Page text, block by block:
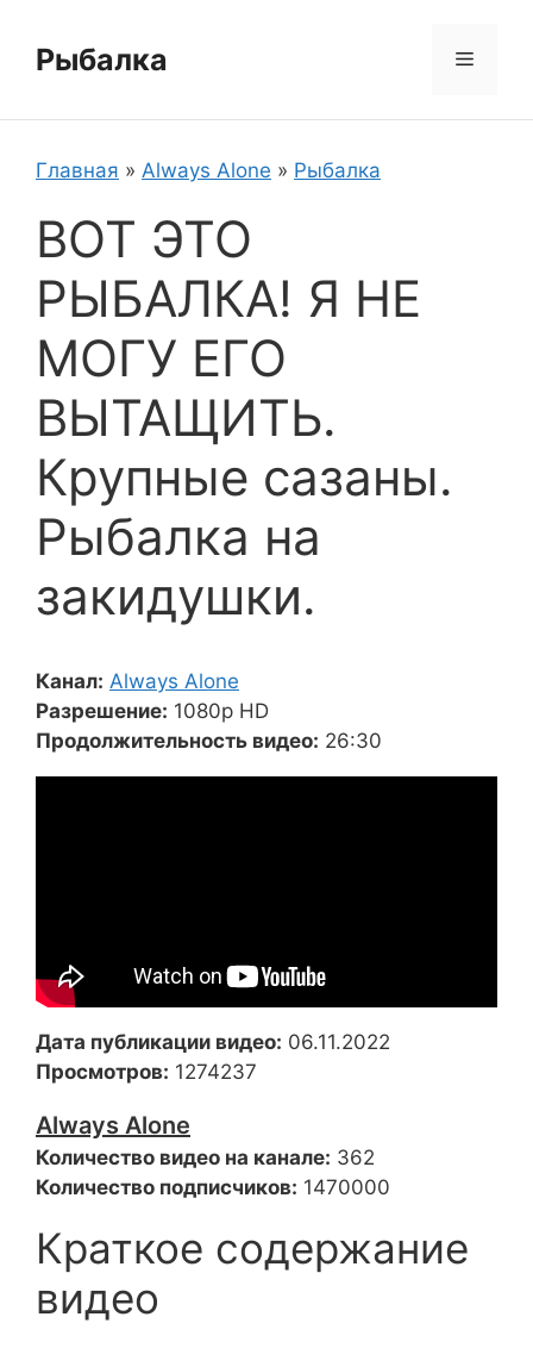
содержимому
Рыбалка Меню
Главная » Always Alone » Рыбалка
ВОТ ЭТО
РЫБАЛКА! Я НЕ
МОГУ ЕГО
ВЫТАЩИТЬ.
Крупные сазаны.
Рыбалка на
закидушки.
Канал: Always Alone
Разрешение: 1080p HD
Продолжительность видео: 26:30
Дата публикации видео: 06.11.2022
Просмотров: 1274237
Always Alone
Количество видео на канале: 362
Количество подписчиков: 1470000
Краткое содержание
видео